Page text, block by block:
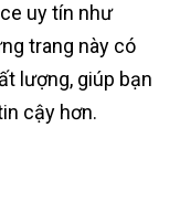
uy tín như
trang này có
lượng, giúp bạn
cậy hơn.